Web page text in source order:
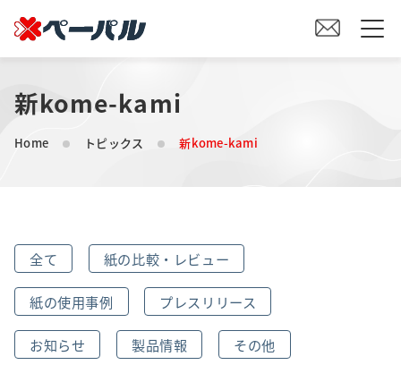
HOME
初めての方へ
オリジナル素材製造をご検討の方へ
会社案内
新kome-kami
Home トピックス 新kome-kami
全て 紙の比較・レビュー
紙の使用事例 プレスリリース
お知らせ 製品情報 その他